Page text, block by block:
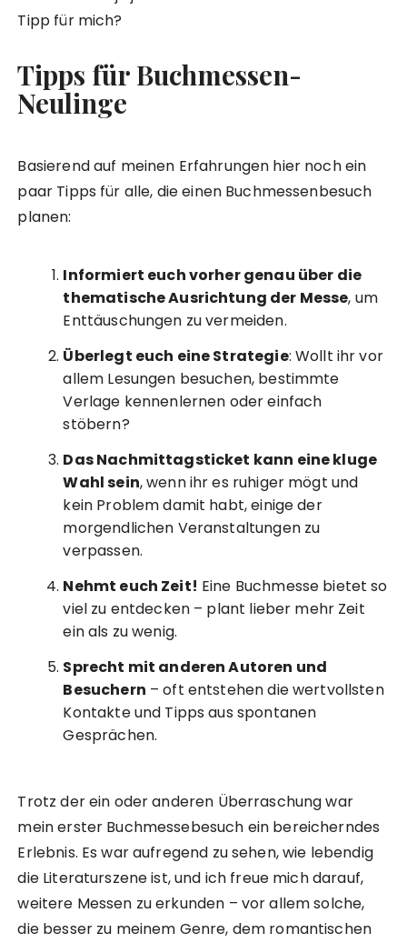
Tipp für mich?
Tipps für Buchmessen-
Neulinge
Basierend auf meinen Erfahrungen hier noch ein
paar Tipps für alle, die einen Buchmessenbesuch
planen:
Informiert euch vorher genau über die
thematische Ausrichtung der Messe, um
Enttäuschungen zu vermeiden.
Überlegt euch eine Strategie: Wollt ihr vor
allem Lesungen besuchen, bestimmte
Verlage kennenlernen oder einfach
stöbern?
Das Nachmittagsticket kann eine kluge
Wahl sein, wenn ihr es ruhiger mögt und
kein Problem damit habt, einige der
morgendlichen Veranstaltungen zu
verpassen.
Nehmt euch Zeit! Eine Buchmesse bietet so
viel zu entdecken – plant lieber mehr Zeit
ein als zu wenig.
Sprecht mit anderen Autoren und
Besuchern – oft entstehen die wertvollsten
Kontakte und Tipps aus spontanen
Gesprächen.
Trotz der ein oder anderen Überraschung war
mein erster Buchmessebesuch ein bereicherndes
Erlebnis. Es war aufregend zu sehen, wie lebendig
die Literaturszene ist, und ich freue mich darauf,
weitere Messen zu erkunden – vor allem solche,
die besser zu meinem Genre, dem romantischen